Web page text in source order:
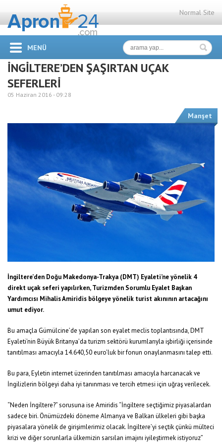
Normal Site
MENÜ
İNGİLTERE’DEN ŞAŞIRTAN UÇAK
SEFERLERİ
05 Haziran 2016 - 09:28
Manşet
İngiltere’den Doğu Makedonya-Trakya (DMT) Eyaleti’ne yönelik 4
direkt uçak seferi yapılırken, Turizmden Sorumlu Eyalet Başkan
Yardımcısı Mihalis Amiridis bölgeye yönelik turist akınının artacağını
umut ediyor.
Bu amaçla Gümülcine’de yapılan son eyalet meclis toplantısında, DMT
Eyaleti’nin Büyük Britanya’da turizm sektörü kurumlarıyla işbirliği içerisinde
tanıtılması amacıyla 14.640,50 euro’luk bir fonun onaylanmasını talep etti.
Bu para, Eyletin internet üzerinden tanıtılması amacıyla harcanacak ve
İngilizlerin bölgeyi daha iyi tanınması ve tercih etmesi için uğraş verilecek.
“Neden İngiltere?” sorusuna ise Amiridis “İngiltere seçtiğimiz piyasalardan
sadece biri. Önümüzdeki döneme Almanya ve Balkan ülkeleri gibi başka
piyasalara yönelik de girişimlerimiz olacak. İngiltere’yi seçtik çünkü mülteci
krizi ve diğer sorunlarla ülkemizin sarsılan imajını iyileştirmek istiyoruz”